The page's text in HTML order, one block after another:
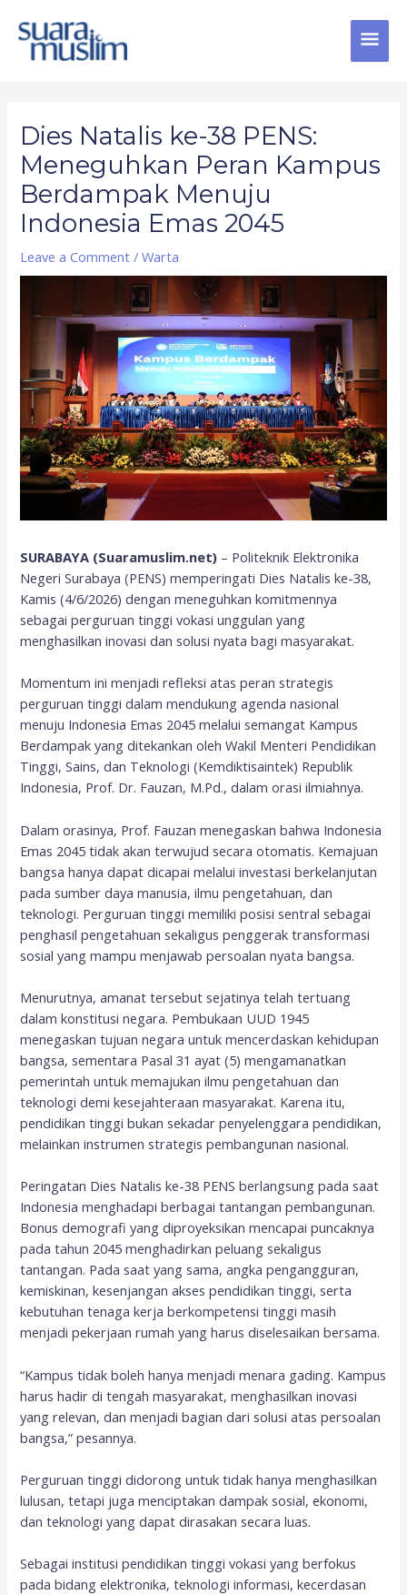
content
Dies Natalis ke-38 PENS:
Meneguhkan Peran Kampus
Berdampak Menuju
Indonesia Emas 2045
Leave a Comment /Warta
SURABAYA (Suaramuslim.net) – Politeknik Elektronika
Negeri Surabaya (PENS) memperingati Dies Natalis ke-38,
Kamis (4/6/2026) dengan meneguhkan komitmennya
sebagai perguruan tinggi vokasi unggulan yang
menghasilkan inovasi dan solusi nyata bagi masyarakat.
Momentum ini menjadi refleksi atas peran strategis
perguruan tinggi dalam mendukung agenda nasional
menuju Indonesia Emas 2045 melalui semangat Kampus
Berdampak yang ditekankan oleh Wakil Menteri Pendidikan
Tinggi, Sains, dan Teknologi (Kemdiktisaintek) Republik
Indonesia, Prof. Dr. Fauzan, M.Pd., dalam orasi ilmiahnya.
Dalam orasinya, Prof. Fauzan menegaskan bahwa Indonesia
Emas 2045 tidak akan terwujud secara otomatis. Kemajuan
bangsa hanya dapat dicapai melalui investasi berkelanjutan
pada sumber daya manusia, ilmu pengetahuan, dan
teknologi. Perguruan tinggi memiliki posisi sentral sebagai
penghasil pengetahuan sekaligus penggerak transformasi
sosial yang mampu menjawab persoalan nyata bangsa.
Menurutnya, amanat tersebut sejatinya telah tertuang
dalam konstitusi negara. Pembukaan UUD 1945
menegaskan tujuan negara untuk mencerdaskan kehidupan
bangsa, sementara Pasal 31 ayat (5) mengamanatkan
pemerintah untuk memajukan ilmu pengetahuan dan
teknologi demi kesejahteraan masyarakat. Karena itu,
pendidikan tinggi bukan sekadar penyelenggara pendidikan,
melainkan instrumen strategis pembangunan nasional.
Peringatan Dies Natalis ke-38 PENS berlangsung pada saat
Indonesia menghadapi berbagai tantangan pembangunan.
Bonus demografi yang diproyeksikan mencapai puncaknya
pada tahun 2045 menghadirkan peluang sekaligus
tantangan. Pada saat yang sama, angka pengangguran,
kemiskinan, kesenjangan akses pendidikan tinggi, serta
kebutuhan tenaga kerja berkompetensi tinggi masih
menjadi pekerjaan rumah yang harus diselesaikan bersama.
“Kampus tidak boleh hanya menjadi menara gading. Kampus
harus hadir di tengah masyarakat, menghasilkan inovasi
yang relevan, dan menjadi bagian dari solusi atas persoalan
bangsa,” pesannya.
Perguruan tinggi didorong untuk tidak hanya menghasilkan
lulusan, tetapi juga menciptakan dampak sosial, ekonomi,
dan teknologi yang dapat dirasakan secara luas.
Sebagai institusi pendidikan tinggi vokasi yang berfokus
pada bidang elektronika, teknologi informasi, kecerdasan